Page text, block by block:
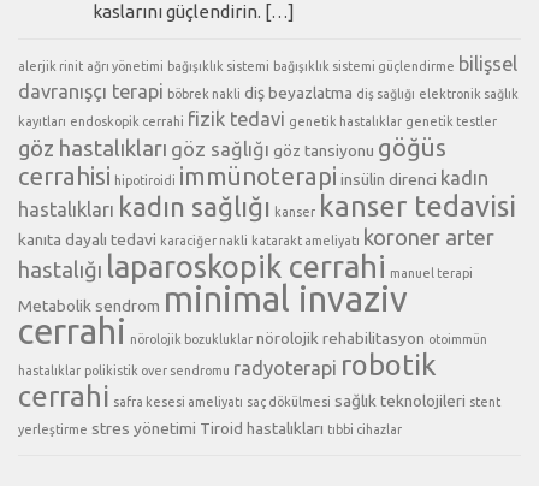
kaslarını güçlendirin. […]
alerjik rinit ağrı yönetimi bağışıklık sistemi bağışıklık sistemi güçlendirme bilişsel
davranışçı terapi böbrek nakli diş beyazlatma diş sağlığı elektronik sağlık
kayıtları endoskopik cerrahi fizik tedavi genetik hastalıklar genetik testler
göz hastalıkları göz sağlığı göz tansiyonu göğüs
cerrahisi hipotiroidi immünoterapi insülin direnci kadın
hastalıkları kadın sağlığı kanser kanser tedavisi
kanıta dayalı tedavi karaciğer nakli katarakt ameliyatı koroner arter
hastalığı laparoskopik cerrahi manuel terapi
Metabolik sendrom minimal invaziv
cerrahi nörolojik bozukluklar nörolojik rehabilitasyon otoimmün
hastalıklar polikistik over sendromu radyoterapi robotik
cerrahi safra kesesi ameliyatı saç dökülmesi sağlık teknolojileri stent
yerleştirme stres yönetimi Tiroid hastalıkları tıbbi cihazlar